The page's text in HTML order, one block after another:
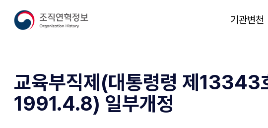
기관변천
교육부직제(대통령령 제13343
1991.4.8) 일부개정